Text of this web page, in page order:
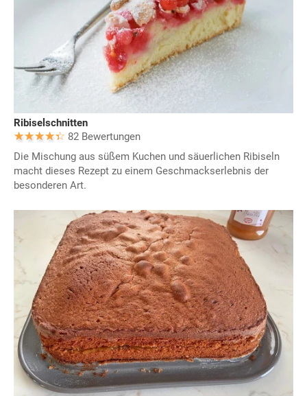
Ribiselschnitten
82 Bewertungen
Die Mischung aus süßem Kuchen und säuerlichen Ribiseln
macht dieses Rezept zu einem Geschmackserlebnis der
besonderen Art.